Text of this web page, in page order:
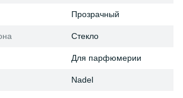
Прозрачный
Стекло
Для парфюмерии
Nadel